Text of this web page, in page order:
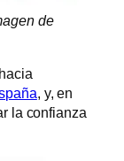
de
, y, en
la confianza